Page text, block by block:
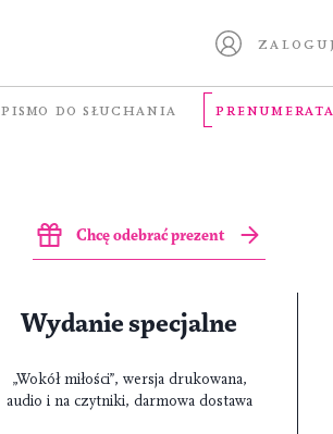
PISMO DO SŁUCHANIA PRENUMERATA
Chcę odebrać prezent
Wydanie specjalne
„Wokół miłości”, wersja drukowana,
audio i na czytniki, darmowa dostawa